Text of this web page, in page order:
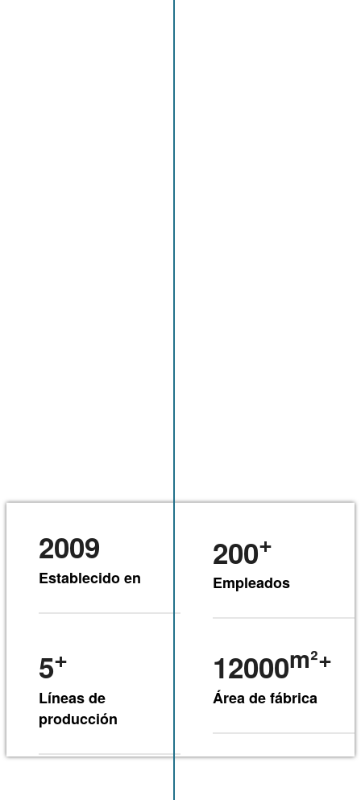
2009
Establecido en
200+
Empleados
5+
Líneas de
producción
12000m²+
Área de fábrica